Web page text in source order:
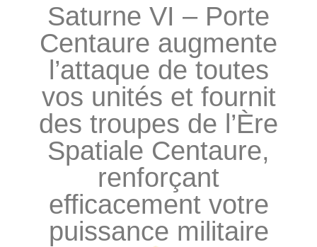
Saturne VI – Porte
Centaure augmente
l’attaque de toutes
vos unités et fournit
des troupes de l’Ère
Spatiale Centaure,
renforçant
efficacement votre
puissance militaire